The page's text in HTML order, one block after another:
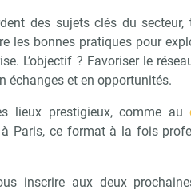
des sujets clés du
les bonnes pratiques pour
L’objectif ? Favoriser le
échanges et en opportunités.
lieux prestigieux, comme au
Paris, ce format à la fois
inscrire aux deux